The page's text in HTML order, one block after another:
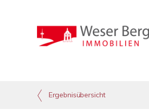
Ergebnisübersicht